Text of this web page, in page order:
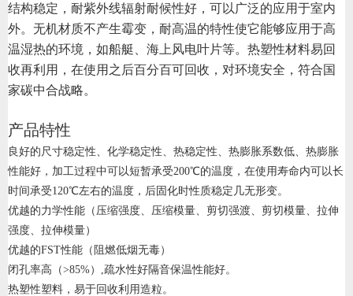
结构稳定，耐紫外线辐射耐候性好，可以广泛的应用于室内
外。无机材质不产生霉变，耐高温的特性使它能够应用于高
温湿热的环境，如船艇、海上风电叶片等。热塑性材料易回
收再利用，在使用之后百分百可回收，对环境安全，符合国
家碳中合战略。
产品特性
良好的尺寸稳定性、化学稳定性、热稳定性、热膨胀系数低、热膨胀
性能好，加工过程中可以短暂承受200℃的温度，在使用寿命内可以长
时间承受120℃左右的温度，后固化时性质稳定几无形变。
优越的力学性能（压缩强度、压缩模量、剪切强渡、剪切模量、拉伸
强度、拉伸模量）
优越的FST性能（阻燃低烟无毒）
闭孔率高（>85%）,疏水性好隔音保温性能好。
热塑性塑料，易于回收利用造粒。